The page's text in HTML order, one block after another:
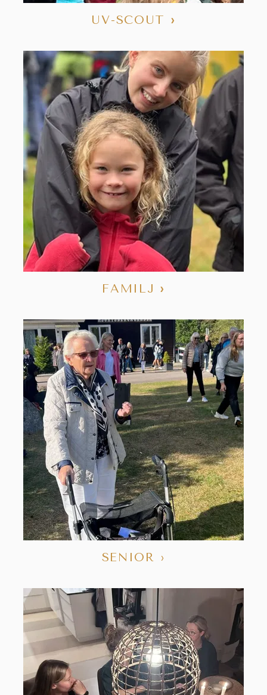
UV-SCOUT ›
FAMILJ ›
SENIOR ›